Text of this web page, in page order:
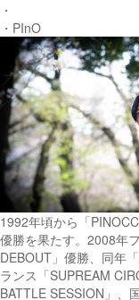
・
・PInO
1992年頃から「
優勝を果たす。2008年
DEBOUT」優勝、同年
ランス「SUPREAM
BATTLE SESSION」、